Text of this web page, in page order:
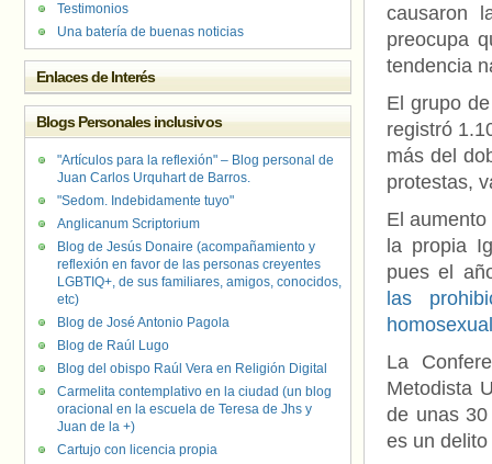
causaron
preocupa
tendencia
El grupo
registró
más del
protestas,
El
la propia
pues el
las
La
Metodista
de unas
es un
Testimonios
Una batería de buenas noticias
Enlaces de Interés
Blogs Personales inclusivos
"Artículos para la reflexión" – Blog personal de
Juan Carlos Urquhart de Barros.
"Sedom. Indebidamente tuyo"
Anglicanum Scriptorium
Blog de Jesús Donaire (acompañamiento y
reflexión en favor de las personas creyentes
LGBTIQ+, de sus familiares, amigos, conocidos,
etc)
Blog de José Antonio Pagola
Blog de Raúl Lugo
Blog del obispo Raúl Vera en Religión Digital
Carmelita contemplativo en la ciudad (un blog
oracional en la escuela de Teresa de Jhs y
Juan de la +)
Cartujo con licencia propia